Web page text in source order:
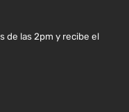
de las 2pm y recibe el